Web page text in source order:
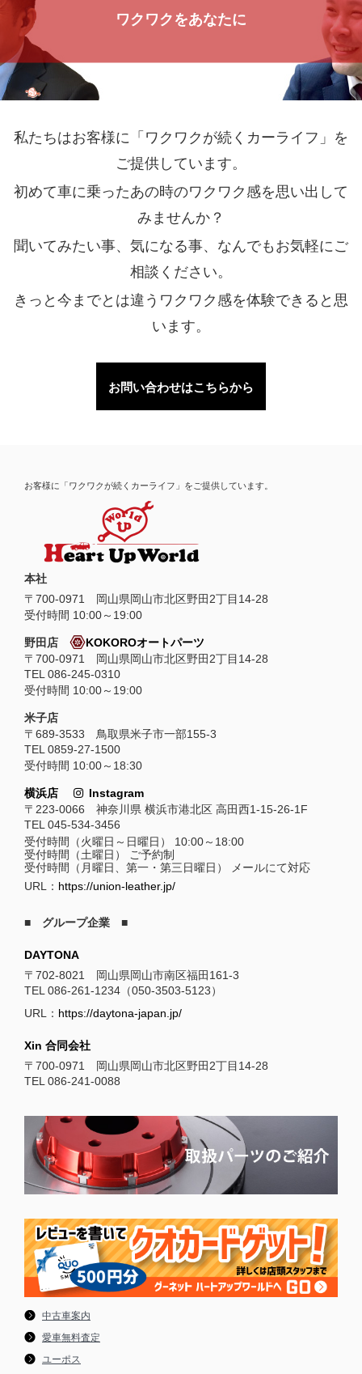
ワクワクをあなたに
私たちはお客様に「ワクワクが続くカーライフ」を
ご提供しています。
初めて車に乗ったあの時のワクワク感を思い出して
みませんか？
聞いてみたい事、気になる事、なんでもお気軽にご
相談ください。
きっと今までとは違うワクワク感を体験できると思
います。
お問い合わせはこちらから
お客様に「ワクワクが続くカーライフ」をご提供しています。
本社
〒 700-0971 岡山県岡山市北区野田2丁目14-28
受付時間 10:00～19:00
野田店
KOKOROオートパーツ
〒700-0971 岡山県岡山市北区野田2丁目14-28
TEL 086-245-0310
受付時間 10:00～19:00
米子店
〒689-3533 鳥取県米子市一部155-3
TEL 0859-27-1500
受付時間 10:00～18:30
横浜店
Instagram
〒223-0066 神奈川県 横浜市港北区 高田西1-15-26-1F
TEL 045-534-3456
受付時間（火曜日～日曜日） 10:00～18:00
受付時間（土曜日） ご予約制
受付時間（月曜日、第一・第三日曜日） メールにて対応
URL： https://union-leather.jp/
■ グループ企業 ■
DAYTONA
〒702-8021 岡山県岡山市南区福田161-3
TEL 086-261-1234（050-3503-5123）
URL： https://daytona-japan.jp/
Xin 合同会社
〒700-0971 岡山県岡山市北区野田2丁目14-28
TEL 086-241-0088
中古車案内
愛車無料査定
ユーポス